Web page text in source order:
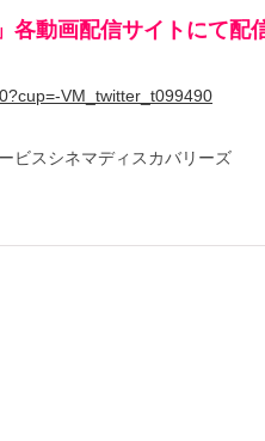
各動画配信サイトにて配
VM_twitter_t099490
ビスシネマディスカバリーズ